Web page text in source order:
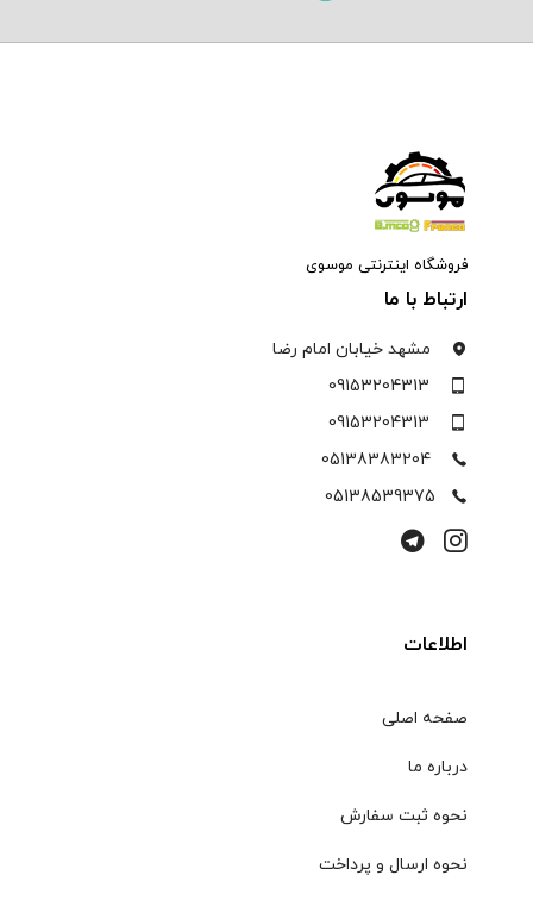
فروشگاه اینترنتی موسوی
ارتباط با ما
مشهد خیابان امام رضا
09153204313
09153204313
05138383204
05138539375
اطلاعات
صفحه اصلی
درباره ما
نحوه ثبت سفارش
نحوه ارسال و پرداخت